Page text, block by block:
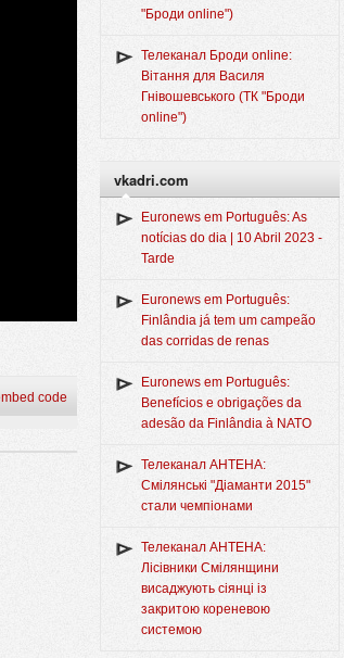
code
"Броди online")
Телеканал Броди online:
Вітання для Василя
Гнівошевського (ТК "Броди
online")
vkadri.com
Euronews em Português: As
notícias do dia | 10 Abril 2023 -
Tarde
Euronews em Português:
Finlândia já tem um campeão
das corridas de renas
Euronews em Português:
Benefícios e obrigações da
adesão da Finlândia à NATO
Телеканал АНТЕНА:
Смілянські "Діаманти 2015"
стали чемпіонами
Телеканал АНТЕНА:
Лісівники Смілянщини
висаджують сіянці із
закритою кореневою
системою